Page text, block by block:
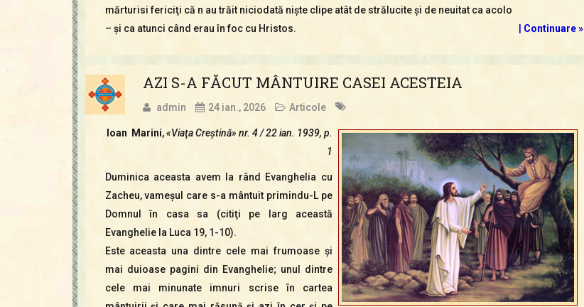
mărturisi fericiţi că n au trăit niciodată nişte clipe atât de strălucite şi de neuitat ca acolo
– şi ca atunci când erau în foc cu Hristos.
| Continuare »
AZI S-A FĂCUT MÂNTUIRE CASEI ACESTEIA
admin 24 ian., 2026 Articole
Ioan Marini,«Viaţa Creştină» nr. 4 / 22 ian. 1939, p.
1
Duminica aceasta avem la rând Evanghelia cu
Zacheu, vameşul care s-a mântuit primindu-L pe
Domnul în casa sa (citiţi pe larg această
Evanghelie la Luca 19, 1-10).
Este aceasta una dintre cele mai frumoase şi
mai duioase pagini din Evanghelie; unul dintre
cele mai minunate imnuri scrise în cartea